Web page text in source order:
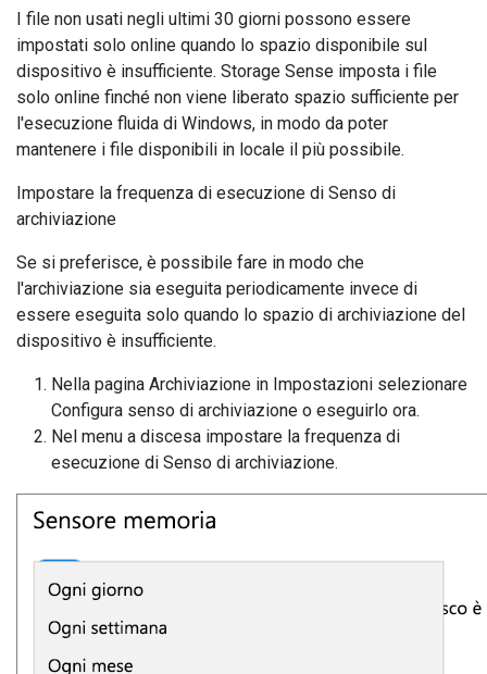
I file non usati negli ultimi 30 giorni possono essere
impostati solo online quando lo spazio disponibile sul
dispositivo è insufficiente. Storage Sense imposta i file
solo online finché non viene liberato spazio sufficiente per
l'esecuzione fluida di Windows, in modo da poter
mantenere i file disponibili in locale il più possibile.
Impostare la frequenza di esecuzione di Senso di
archiviazione
Se si preferisce, è possibile fare in modo che
l'archiviazione sia eseguita periodicamente invece di
essere eseguita solo quando lo spazio di archiviazione del
dispositivo è insufficiente.
Nella pagina Archiviazione in Impostazioni selezionare
Configura senso di archiviazione o eseguirlo ora.
Nel menu a discesa impostare la frequenza di
esecuzione di Senso di archiviazione.